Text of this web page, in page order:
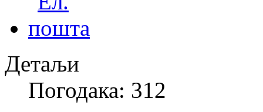
Детаљи
Погодака: 312